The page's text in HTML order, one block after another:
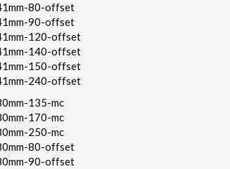
80-offset
90-offset
120-offset
140-offset
150-offset
240-offset
135-mc
170-mc
250-mc
80-offset
90-offset